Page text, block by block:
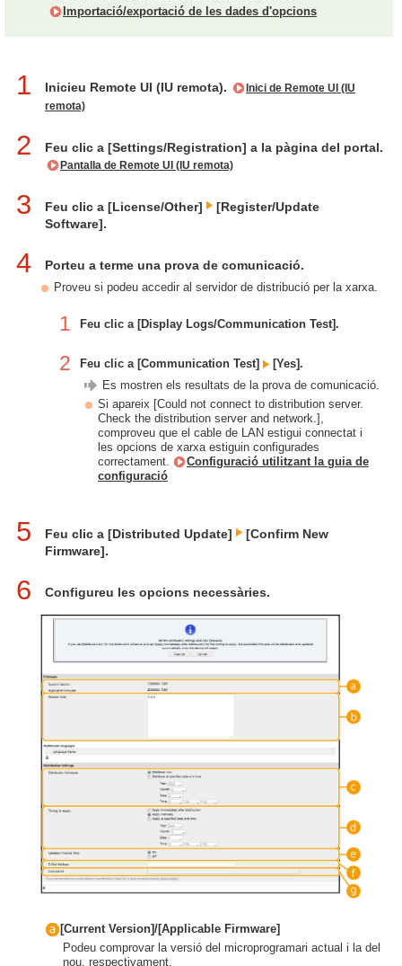
Importació/exportació de les dades d'opcions
1 Inicieu Remote UI (IU remota).
Inici de Remote UI (IU
remota)
2 Feu clic a [Settings/Registration] a la pàgina del portal.
Pantalla de Remote UI (IU remota)
3 Feu clic a [License/Other]
[Register/Update
Software].
4 Porteu a terme una prova de comunicació.
Proveu si podeu accedir al servidor de distribució per la xarxa.
1 Feu clic a [Display Logs/Communication Test].
2 Feu clic a [Communication Test]
[Yes].
Es mostren els resultats de la prova de comunicació.
Si apareix [Could not connect to distribution server.
Check the distribution server and network.],
comproveu que el cable de LAN estigui connectat i
les opcions de xarxa estiguin configurades
correctament.
Configuració utilitzant la guia de
configuració
5 Feu clic a [Distributed Update]
[Confirm New
Firmware].
6 Configureu les opcions necessàries.
[Current Version]/[Applicable Firmware]
Podeu comprovar la versió del microprogramari actual i la del
nou, respectivament.